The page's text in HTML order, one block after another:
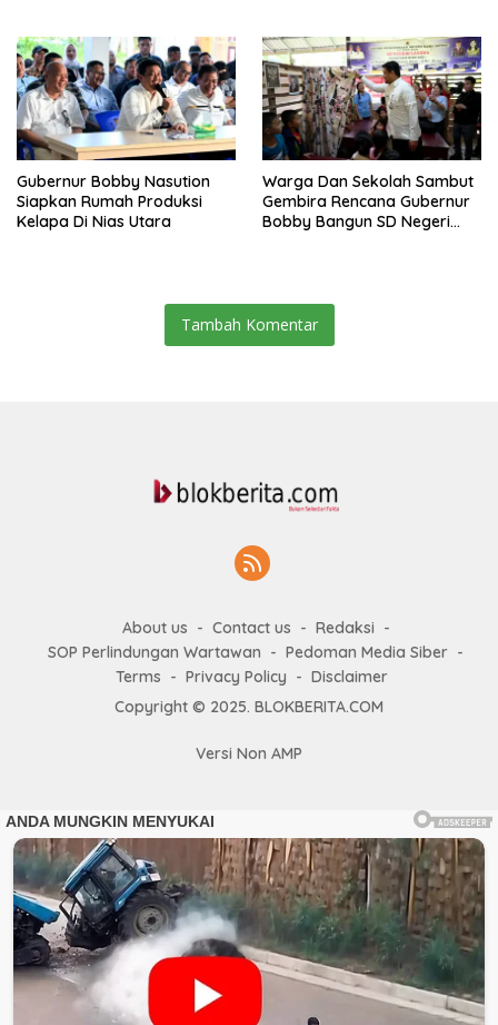
Gubernur Bobby Nasution
Siapkan Rumah Produksi
Kelapa Di Nias Utara
Warga Dan Sekolah Sambut
Gembira Rencana Gubernur
Bobby Bangun SD Negeri
Tambah Komentar
About us Contact us
Redaksi
SOP Perlindungan Wartawan
Pedoman Media Siber
Terms
Privacy Policy
Disclaimer
Copyright © 2025. BLOKBERITA.COM
Versi Non AMP